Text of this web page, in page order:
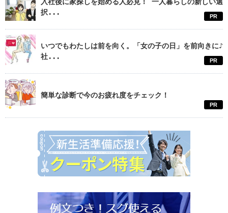
入社後に家探しを始める人必見！ 一人暮らしの新しい選
択...
PR
いつでもわたしは前を向く。「女の子の日」を前向きに♪
社...
PR
簡単な診断で今のお疲れ度をチェック！
PR